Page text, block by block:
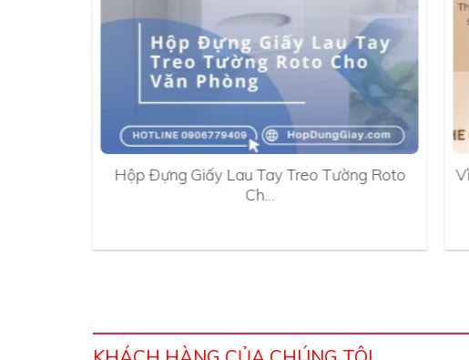
Hộp Đựng Giấy Lau Tay Treo Tường Roto
Ch…